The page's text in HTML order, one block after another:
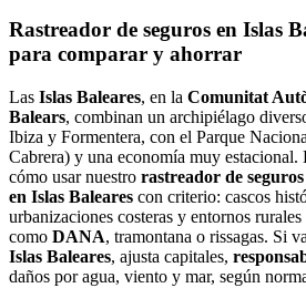
Rastreador de seguros en Islas
para comparar y ahorrar
Las Islas Baleares, en la Comunitat
Balears, combinan un archipiélago
Ibiza y Formentera, con el Parque
Cabrera) y una economía muy estacional.
cómo usar nuestro rastreador de seguros
en Islas Baleares con criterio: cascos
urbanizaciones costeras y entornos
como DANA, tramontana o rissagas. Si
Islas Baleares, ajusta capitales,
daños por agua, viento y mar, según